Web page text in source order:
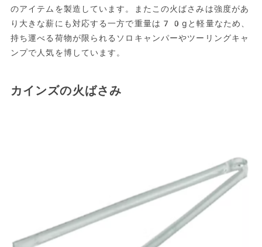
のアイテムを製造しています。またこの火ばさみは強度があ
り大きな薪にも対応する一方で重量は70gと軽量なため、
持ち運べる荷物が限られるソロキャンパーやツーリングキャ
ンプで人気を博しています。
カインズの火ばさみ